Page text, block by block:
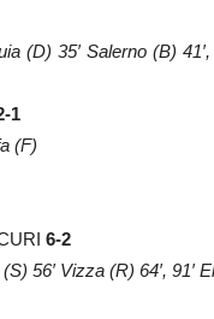
(D) 35′ Salerno (B)
1
(F)
6-2
56′ Vizza (R) 64′, 91′